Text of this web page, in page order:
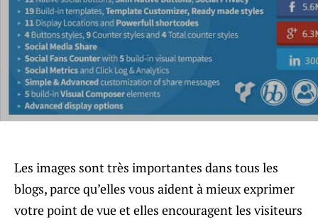
Les images sont très importantes dans tous les
blogs, parce qu’elles vous aident à mieux exprimer
votre point de vue et elles encouragent les visiteurs